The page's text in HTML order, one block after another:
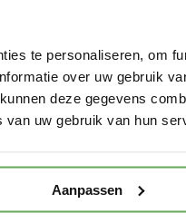
te personaliseren, om
over uw gebruik
deze gegevens
uw gebruik van hun
Aanpassen
Financiële